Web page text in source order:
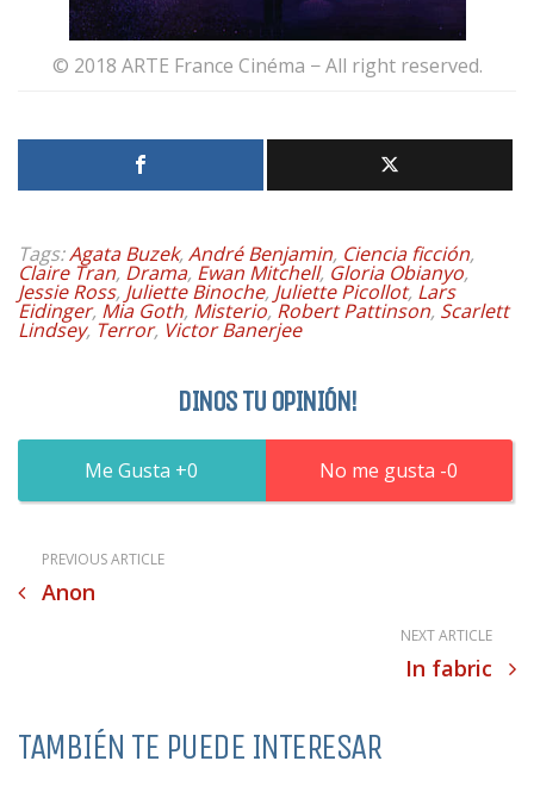
© 2018 ARTE France Cinéma − All right reserved.
Tags:Agata Buzek, André Benjamin, Ciencia ficción,
Claire Tran, Drama, Ewan Mitchell, Gloria Obianyo,
Jessie Ross, Juliette Binoche, Juliette Picollot, Lars
Eidinger, Mia Goth, Misterio,Robert Pattinson, Scarlett
Lindsey,Terror, Victor Banerjee
DINOS TU OPINIÓN!
0 0
PREVIOUS ARTICLE
Anon
NEXT ARTICLE
In fabric
TAMBIÉN TE PUEDE INTERESAR